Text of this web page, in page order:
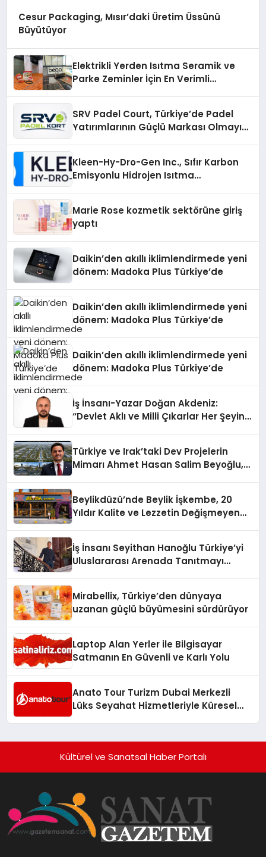
Cesur Packaging, Mısır’daki Üretim Üssünü
Büyütüyor
Elektrikli Yerden Isıtma Seramik ve
Parke Zeminler İçin En Verimli
SRV Padel Court, Türkiye’de Padel
Yatırımlarının Güçlü Markası Olmayı
Kleen-Hy-Dro-Gen Inc., Sıfır Karbon
Emisyonlu Hidrojen Isıtma
Marie Rose kozmetik sektörüne giriş
yaptı
Daikin’den akıllı iklimlendirmede yeni
dönem: Madoka Plus Türkiye’de
Daikin’den akıllı iklimlendirmede yeni
dönem: Madoka Plus Türkiye’de
Daikin’den akıllı iklimlendirmede yeni
dönem: Madoka Plus Türkiye’de
İş İnsanı-Yazar Doğan Akdeniz:
“Devlet Aklı ve Milli Çıkarlar Her Şeyin
Türkiye ve Irak’taki Dev Projelerin
Mimarı Ahmet Hasan Salim Beyoğlu,
Hayata Geçirecek
Beylikdüzü’nde Beylik İşkembe, 20
Yıldır Kalite ve Lezzetin Değişmeyen
İş İnsanı Seyithan Hanoğlu Türkiye’yi
Uluslararası Arenada Tanıtmayı
Mirabellix, Türkiye’den dünyaya
uzanan güçlü büyümesini sürdürüyor
Laptop Alan Yerler ile Bilgisayar
Satmanın En Güvenli ve Karlı Yolu
Anato Tour Turizm Dubai Merkezli
Lüks Seyahat Hizmetleriyle Küresel
Kültürel ve Sanatsal Haber Portalı